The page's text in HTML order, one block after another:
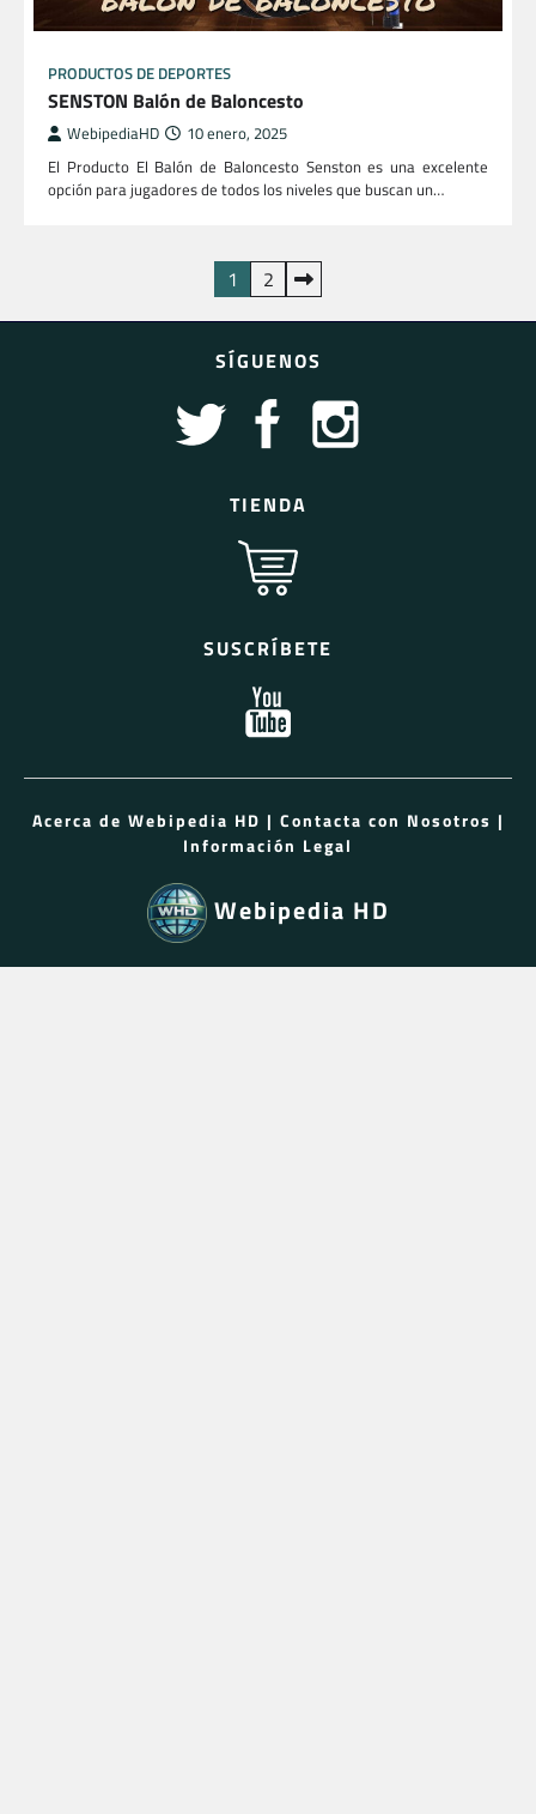
PRODUCTOS DE DEPORTES
SENSTON Balón de Baloncesto
WebipediaHD 10 enero, 2025
El Producto El Balón de Baloncesto Senston es una excelente
opción para jugadores de todos los niveles que buscan un…
de
1 2
SÍGUENOS
TIENDA
SUSCRÍBETE
Acerca de Webipedia HD | Contacta con Nosotros |
Información Legal
Webipedia HD